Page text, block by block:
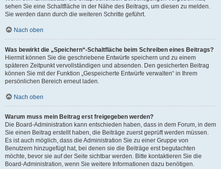
sehen Sie eine Schaltfläche in der Nähe des Beitrags, um diesen zu melden.
Sie werden dann durch die weiteren Schritte geführt.
Nach oben
Was bewirkt die „Speichern“-Schaltfläche beim Schreiben eines Beitrags?
Hiermit können Sie die geschriebene Entwürfe speichern und zu einem
späteren Zeitpunkt vervollständigen und absenden. Den gesicherten Beitrag
können Sie mit der Funktion „Gespeicherte Entwürfe verwalten“ in Ihrem
persönlichen Bereich erneut laden.
Nach oben
Warum muss mein Beitrag erst freigegeben werden?
Die Board-Administration kann entschieden haben, dass in dem Forum, in dem
Sie einen Beitrag erstellt haben, die Beiträge zuerst geprüft werden müssen.
Es ist auch möglich, dass die Administration Sie zu einer Gruppe von
Benutzern hinzugefügt hat, bei denen sie die Beiträge erst begutachten
möchte, bevor sie auf der Seite sichtbar werden. Bitte kontaktieren Sie die
Board-Administration, wenn Sie weitere Informationen dazu benötigen.